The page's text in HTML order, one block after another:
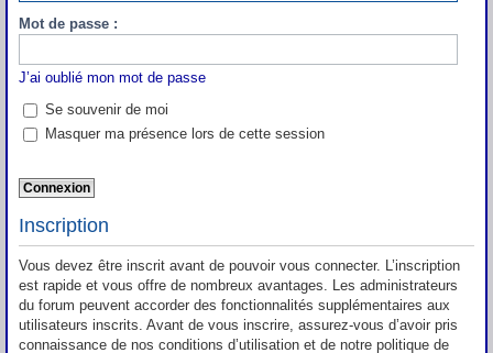
Mot de passe :
J’ai oublié mon mot de passe
Se souvenir de moi
Masquer ma présence lors de cette session
Inscription
Vous devez être inscrit avant de pouvoir vous connecter. L’inscription
est rapide et vous offre de nombreux avantages. Les administrateurs
du forum peuvent accorder des fonctionnalités supplémentaires aux
utilisateurs inscrits. Avant de vous inscrire, assurez-vous d’avoir pris
connaissance de nos conditions d’utilisation et de notre politique de